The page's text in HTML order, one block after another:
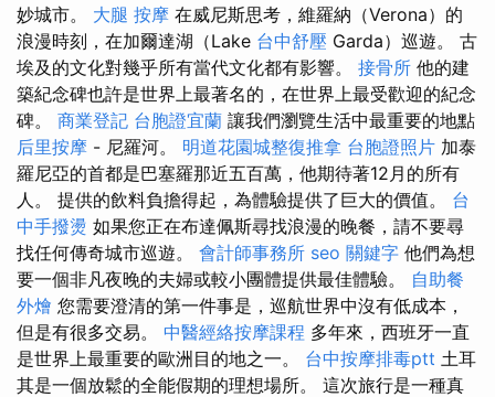
妙城市。 大腿 按摩 在威尼斯思考，維羅納（Verona）的
浪漫時刻，在加爾達湖（Lake 台中舒壓 Garda）巡遊。 古
埃及的文化對幾乎所有當代文化都有影響。 接骨所 他的建
築紀念碑也許是世界上最著名的，在世界上最受歡迎的紀念
碑。 商業登記 台胞證宜蘭 讓我們瀏覽生活中最重要的地點
后里按摩 - 尼羅河。 明道花園城整復推拿 台胞證照片 加泰
羅尼亞的首都是巴塞羅那近五百萬，他期待著12月的所有
人。 提供的飲料負擔得起，為體驗提供了巨大的價值。 台
中手撥燙 如果您正在布達佩斯尋找浪漫的晚餐，請不要尋
找任何傳奇城市巡遊。 會計師事務所 seo 關鍵字 他們為想
要一個非凡夜晚的夫婦或較小團體提供最佳體驗。 自助餐
外燴 您需要澄清的第一件事是，巡航世界中沒有低成本，
但是有很多交易。 中醫經絡按摩課程 多年來，西班牙一直
是世界上最重要的歐洲目的地之一。 台中按摩排毒ptt 土耳
其是一個放鬆的全能假期的理想場所。 這次旅行是一種真